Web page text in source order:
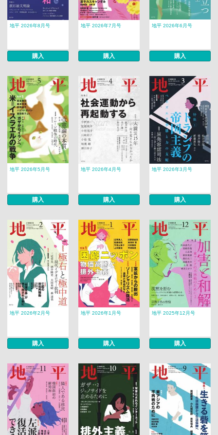
地平 2026年8月号
購入
地平 2026年7月号
購入
地平 2026年6月号
購入
地平 2026年5月号
購入
地平 2026年4月号
購入
地平 2026年3月号
購入
地平 2026年2月号
購入
地平 2026年1月号
購入
地平 2025年12月号
購入